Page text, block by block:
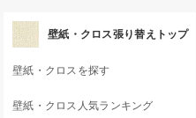
壁紙・クロス張り替えトップ
壁紙・クロスを探す
壁紙・クロス人気ランキング